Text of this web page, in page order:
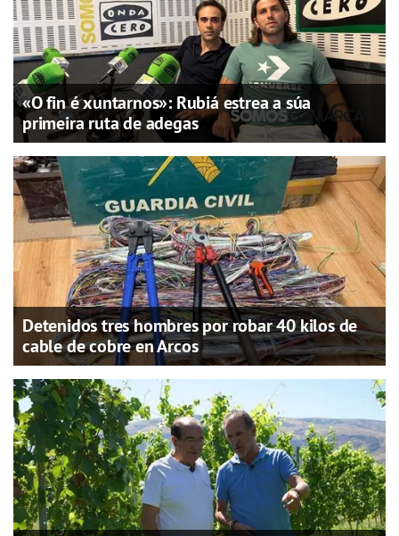
«O fin é xuntarnos»: Rubiá estrea a súa
primeira ruta de adegas
Detenidos tres hombres por robar 40 kilos de
cable de cobre en Arcos